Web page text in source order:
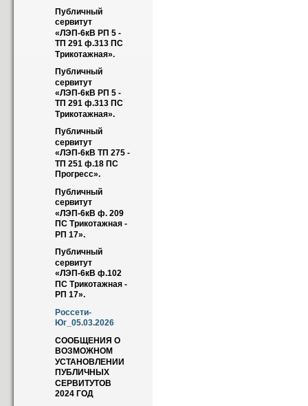
Публичный
сервитут
«ЛЭП-6кВ РП 5 -
ТП 291 ф.313 ПС
Трикотажная».
Публичный
сервитут
«ЛЭП-6кВ РП 5 -
ТП 291 ф.313 ПС
Трикотажная».
Публичный
сервитут
«ЛЭП-6кВ ТП 275 -
ТП 251 ф.18 ПС
Прогресс».
Публичный
сервитут
«ЛЭП-6кВ ф. 209
ПС Трикотажная -
РП 17».
Публичный
сервитут
«ЛЭП-6кВ ф.102
ПС Трикотажная -
РП 17».
Россети-
Юг_05.03.2026
СООБЩЕНИЯ О
ВОЗМОЖНОМ
УСТАНОВЛЕНИИ
ПУБЛИЧНЫХ
СЕРВИТУТОВ
2024 ГОД